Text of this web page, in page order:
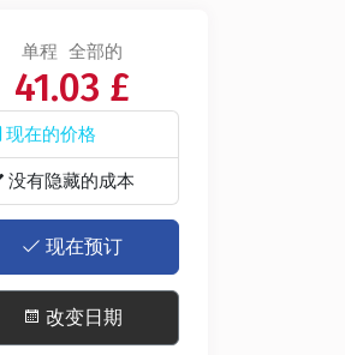
单程 全部的
41.03 £
现在的价格
没有隐藏的成本
现在预订
改变日期